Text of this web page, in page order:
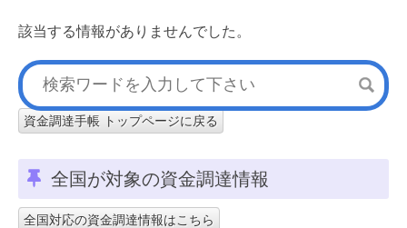
該当する情報がありませんでした。
資金調達手帳 トップページに戻る
全国が対象の資金調達情報
全国対応の資金調達情報はこちら